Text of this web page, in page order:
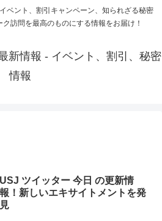
ベント、割引キャンペーン、知られざる秘密
訪問を最高のものにする情報をお届け！
新情報 - イベント、割引、秘密
情報
USJ ツイッター 今日 の更新情
報！新しいエキサイトメントを発
見